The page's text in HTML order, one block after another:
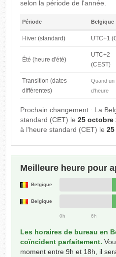
selon la période de l'année.
Période Belgique
Hiver (standard) UTC+1
Été (heure d'été)
UTC+2
(CEST)
Transition (dates
différentes)
Quand
d'heure
Prochain changement : La
standard (CET) le25 octobre
à l'heure standard (CET) le
Meilleure heure pour
Belgique
Belgique
0h 6h
Les horaires de bureau en
coïncident parfaitement.
moment entre 9h et 18h, il